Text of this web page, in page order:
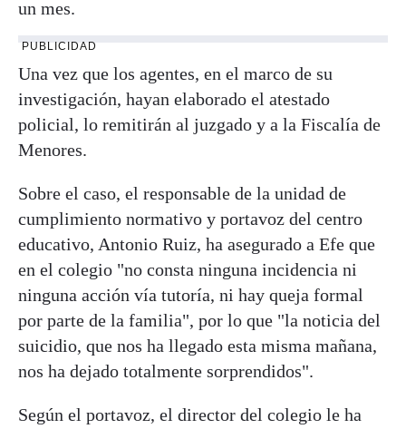
un mes.
PUBLICIDAD
Una vez que los agentes, en el marco de su
investigación, hayan elaborado el atestado
policial, lo remitirán al juzgado y a la Fiscalía de
Menores.
Sobre el caso, el responsable de la unidad de
cumplimiento normativo y portavoz del centro
educativo, Antonio Ruiz, ha asegurado a Efe que
en el colegio "no consta ninguna incidencia ni
ninguna acción vía tutoría, ni hay queja formal
por parte de la familia", por lo que "la noticia del
suicidio, que nos ha llegado esta misma mañana,
nos ha dejado totalmente sorprendidos".
Según el portavoz, el director del colegio le ha